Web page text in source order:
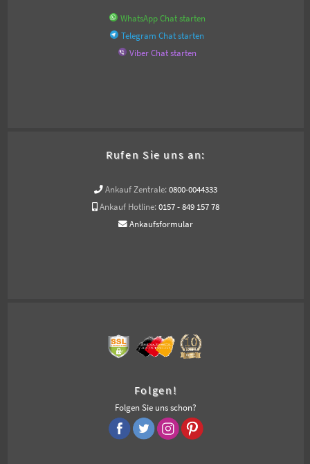
WhatsApp Chat starten
Telegram Chat starten
Viber Chat starten
Rufen Sie uns an:
Ankauf Zentrale: 0800-0044333
Ankauf Hotline: 0157 - 849 157 78
Ankaufsformular
Folgen!
Folgen Sie uns schon?